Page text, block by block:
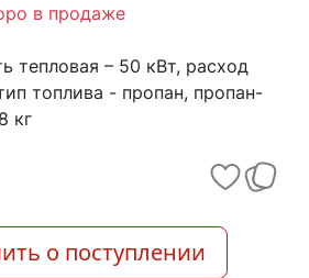
в продаже
тепловая – 50 кВт, расход
топлива - пропан, пропан-
кг
о поступлении